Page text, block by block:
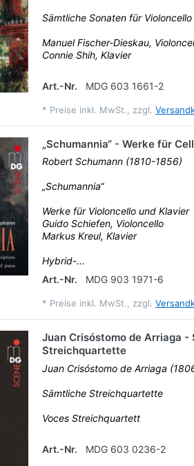
Sämtliche Sonaten für
Manuel Fischer-Dieskau,
Connie Shih, Klavier
Art.-Nr. MDG 603 1661-2
* Preise inkl. MwSt., zzgl.
„Schumannia“ - Werke für
Robert Schumann (1810-1856)
„Schumannia“
Werke für Violoncello und Klavier
Guido Schiefen, Violoncello
Markus Kreul, Klavier
Hybrid-...
Art.-Nr.
MDG 903 1971-6
* Preise inkl. MwSt., zzgl.
Juan Crisóstomo de Arriaga -
Streichquartette
Juan Crisóstomo de Arriaga
Sämtliche Streichquartette
Voces Streichquartett
Art.-Nr. MDG 603 0236-2